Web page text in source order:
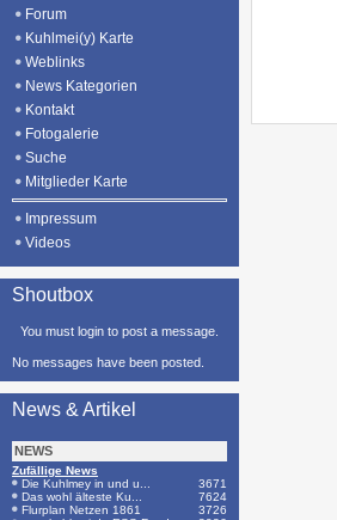
Forum
Kuhlmei(y) Karte
Weblinks
News Kategorien
Kontakt
Fotogalerie
Suche
Mitglieder Karte
Impressum
Videos
Shoutbox
You must login to post a message.
No messages have been posted.
News & Artikel
NEWS
Zufällige News
Die Kuhlmey in und u...
3671
Das wohl älteste Ku...
7624
Flurplan Netzen 1861
3726